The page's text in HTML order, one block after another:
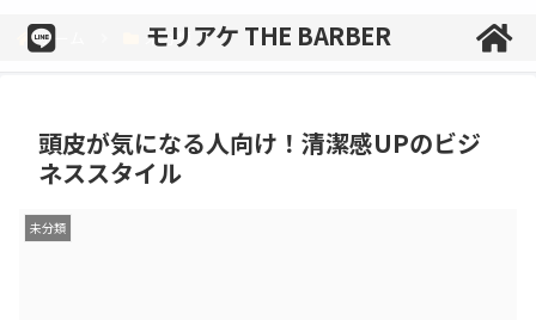
ホーム 未分類
頭皮が気になる人向け！清潔感UPのビジ
ネススタイル
未分類
モリアケ THE BARBER